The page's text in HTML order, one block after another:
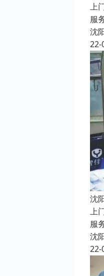
上
服
沈
22-
沈
上
服
沈
22-